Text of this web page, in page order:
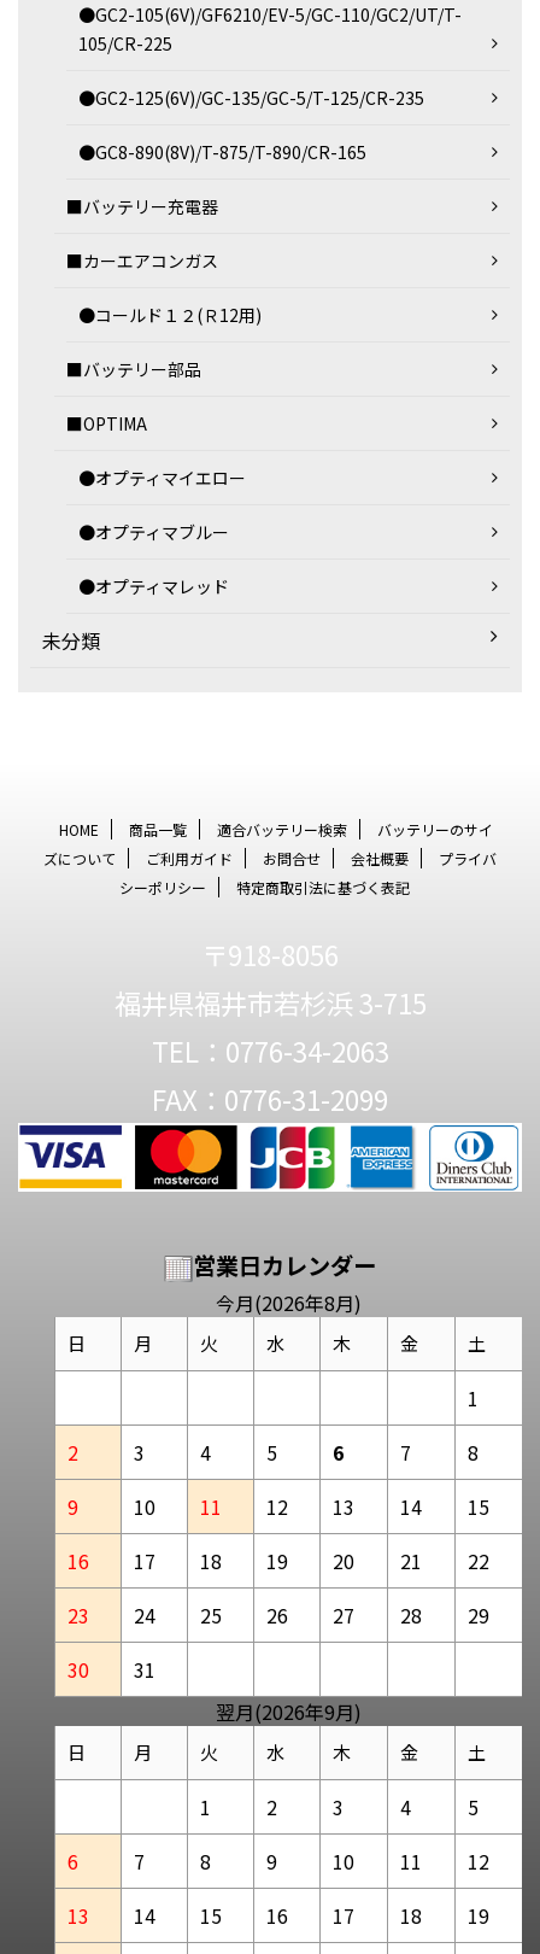
●GC2-105(6V)/GF6210/EV-5/GC-110/GC2/UT/T-
105/CR-225
●GC2-125(6V)/GC-135/GC-5/T-125/CR-235
●GC8-890(8V)/T-875/T-890/CR-165
■バッテリー充電器
■カーエアコンガス
●コールド１２(Ｒ12用)
■バッテリー部品
■OPTIMA
●オプティマイエロー
●オプティマブルー
●オプティマレッド
未分類
HOME 商品一覧 適合バッテリー検索
バッテリーのサイ
ズについて
ご利用ガイド お問合せ 会社概要
プライバ
シーポリシー
特定商取引法に基づく表記
〒918-8056
福井県福井市若杉浜 3-715
TEL：0776-34-2063
FAX：0776-31-2099
営業日カレンダー
今月(2026年8月)
日 月 火 水 木 金 土
1
2
3 4 5 6 7
8
9
10 11 12 13 14
15
16
17 18 19 20 21
22
23
24 25 26 27 28
29
30
31
翌月(2026年9月)
日 月 火 水 木 金 土
1 2 3 4
5
6
7 8 9 10 11
12
13
14 15 16 17 18 19